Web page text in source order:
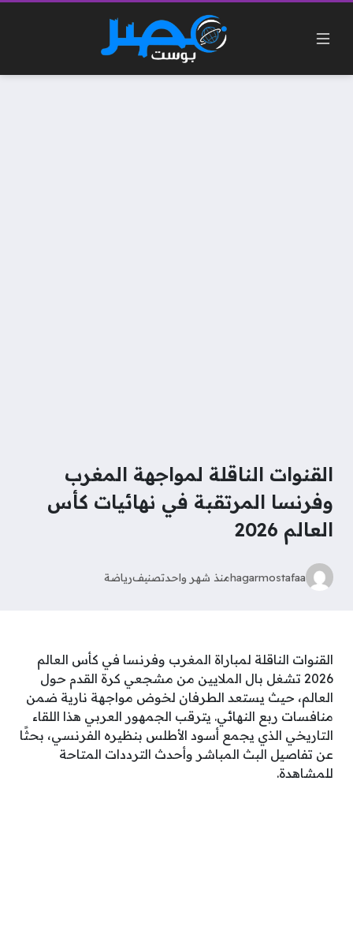
القنوات الناقلة لمواجهة المغرب
وفرنسا المرتقبة في نهائيات كأس
العالم 2026
hagarmostafaaمنذ شهر واحدتصنيفرياضة
القنوات الناقلة لمباراة المغرب وفرنسا في كأس العالم
2026 تشغل بال الملايين من مشجعي كرة القدم حول
العالم، حيث يستعد الطرفان لخوض مواجهة نارية ضمن
منافسات ربع النهائي. يترقب الجمهور العربي هذا اللقاء
التاريخي الذي يجمع أسود الأطلس بنظيره الفرنسي، بحثًا
عن تفاصيل البث المباشر وأحدث الترددات المتاحة
للمشاهدة.